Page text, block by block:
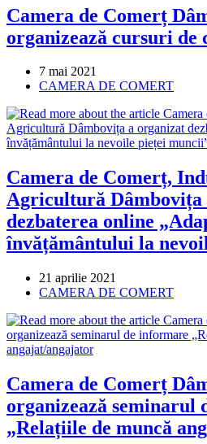
Camera de Comerț
organizează cursuri de
Post
published:
7 mai 2021
Post
CAMERA DE COMERT
Camera de Comerț,
Agricultură Dâmbovița
dezbaterea online
învățământului la
Post
published:
21 aprilie 2021
Post
CAMERA DE COMERT
Camera de Comerț
organizează seminarul
„Relațiile de muncă